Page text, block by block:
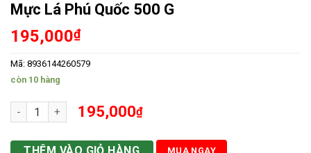
Mực Lá Phú Quốc 500 G
195,000₫
Mã: 8936144260579
còn 10 hàng
Mực Lá Phú Quốc 500 G số lượng
195,000₫
MUA NGAY